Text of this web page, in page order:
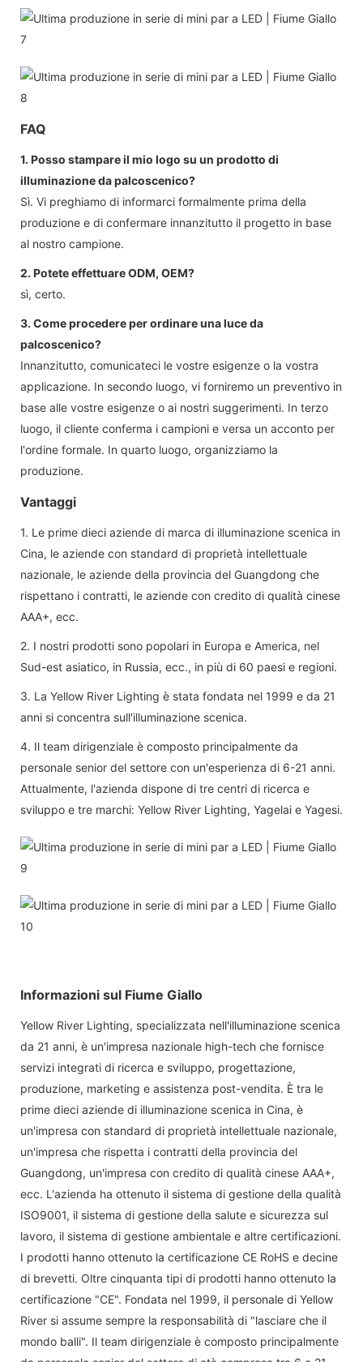
FAQ
1. Posso stampare il mio logo su un prodotto di
illuminazione da palcoscenico?
Sì. Vi preghiamo di informarci formalmente prima della
produzione e di confermare innanzitutto il progetto in base
al nostro campione.
2. Potete effettuare ODM, OEM?
sì, certo.
3. Come procedere per ordinare una luce da
palcoscenico?
Innanzitutto, comunicateci le vostre esigenze o la vostra
applicazione. In secondo luogo, vi forniremo un preventivo in
base alle vostre esigenze o ai nostri suggerimenti. In terzo
luogo, il cliente conferma i campioni e versa un acconto per
l'ordine formale. In quarto luogo, organizziamo la
produzione.
Vantaggi
1. Le prime dieci aziende di marca di illuminazione scenica in
Cina, le aziende con standard di proprietà intellettuale
nazionale, le aziende della provincia del Guangdong che
rispettano i contratti, le aziende con credito di qualità cinese
AAA+, ecc.
2. I nostri prodotti sono popolari in Europa e America, nel
Sud-est asiatico, in Russia, ecc., in più di 60 paesi e regioni.
3. La Yellow River Lighting è stata fondata nel 1999 e da 21
anni si concentra sull'illuminazione scenica.
4. Il team dirigenziale è composto principalmente da
personale senior del settore con un'esperienza di 6-21 anni.
Attualmente, l'azienda dispone di tre centri di ricerca e
sviluppo e tre marchi: Yellow River Lighting, Yagelai e Yagesi.
Informazioni sul Fiume Giallo
Yellow River Lighting, specializzata nell'illuminazione scenica
da 21 anni, è un'impresa nazionale high-tech che fornisce
servizi integrati di ricerca e sviluppo, progettazione,
produzione, marketing e assistenza post-vendita. È tra le
prime dieci aziende di illuminazione scenica in Cina, è
un'impresa con standard di proprietà intellettuale nazionale,
un'impresa che rispetta i contratti della provincia del
Guangdong, un'impresa con credito di qualità cinese AAA+,
ecc. L'azienda ha ottenuto il sistema di gestione della qualità
ISO9001, il sistema di gestione della salute e sicurezza sul
lavoro, il sistema di gestione ambientale e altre certificazioni.
I prodotti hanno ottenuto la certificazione CE RoHS e decine
di brevetti. Oltre cinquanta tipi di prodotti hanno ottenuto la
certificazione "CE". Fondata nel 1999, il personale di Yellow
River si assume sempre la responsabilità di "lasciare che il
mondo balli". Il team dirigenziale è composto principalmente